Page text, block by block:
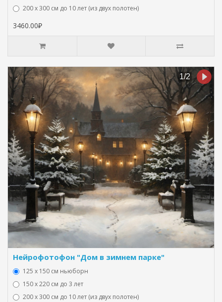
200 х 300 см до 10 лет (из двух полотен)
3460.00₽
Нейрофотофон "Дом в зимнем парке"
125 x 150 см ньюборн
150 х 220 см до 3 лет
200 х 300 см до 10 лет (из двух полотен)